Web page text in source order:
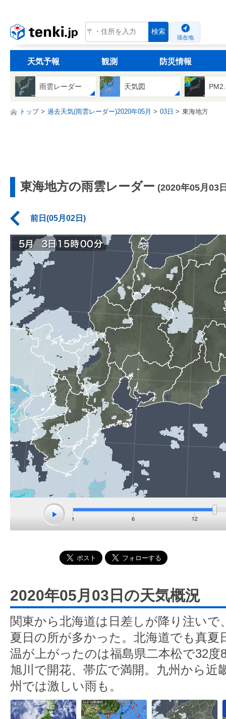
tenki.jp 検索
現在地
天気予報 観測 防災情報
雨雲レーダー 天気図
トップ 過去天気(雨雲レーダー)2020年05月 03日 東海地方
東海地方の雨雲レーダー (2020年05月03
前日(05月02日)
2020年05月03日の天気概況
関東から北海道は日差しが降り注いで
夏日の所が多かった。北海道でも真夏
温が上がったのは福島県二本松で32
旭川で開花、帯広で満開。九州から近
州では激しい雨も。